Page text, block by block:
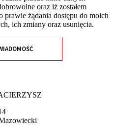
oraz iż zostałem
prawie żądania dostępu do moich
ich zmiany oraz usunięcia.